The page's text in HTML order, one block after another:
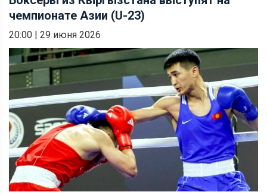
чемпионате Азии (U-23)
20:00 | 29 июня 2026